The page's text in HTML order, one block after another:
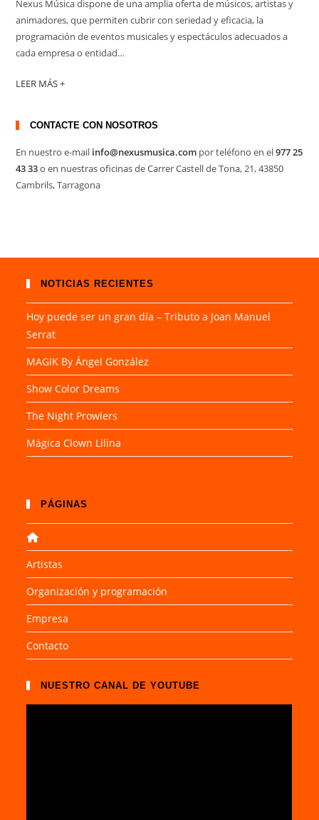
Nexus Música dispone de una amplia oferta de músicos, artistas y
animadores, que permiten cubrir con seriedad y eficacia, la
programación de eventos musicales y espectáculos adecuados a
cada empresa o entidad…
LEER MÁS +
CONTACTE CON NOSOTROS
En nuestro e-mail info@nexusmusica.com por teléfono en el977 25
43 33o en nuestras oficinas de Carrer Castell de Tona, 21, 43850
Cambrils, Tarragona
NOTICIAS RECIENTES
Hoy puede ser un gran día – Tributo a Joan Manuel
Serrat
MAGIK By Ángel González
Show Color Dreams
The Night Prowlers
Mágica Clown Lilina
PÁGINAS
Artistas
Organización y programación
Empresa
Contacto
NUESTRO CANAL DE YOUTUBE